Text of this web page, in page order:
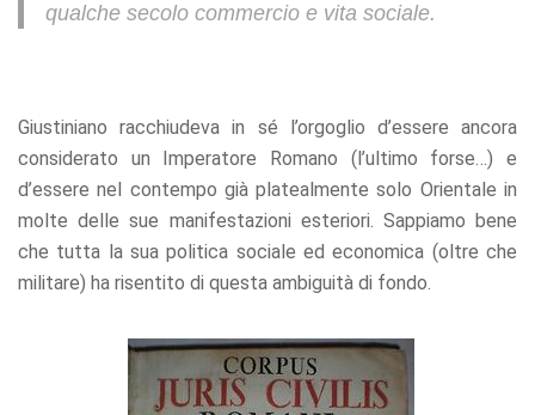
qualche secolo commercio e vita sociale.
Giustiniano racchiudeva in sé l’orgoglio d’essere ancora
considerato un Imperatore Romano (l’ultimo forse…) e
d’essere nel contempo già platealmente solo Orientale in
molte delle sue manifestazioni esteriori. Sappiamo bene
che tutta la sua politica sociale ed economica (oltre che
militare) ha risentito di questa ambiguità di fondo.